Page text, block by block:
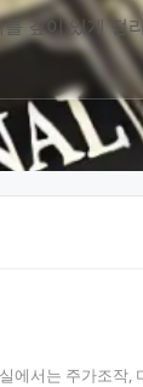
깊이 있게 정
서는 주가조작,